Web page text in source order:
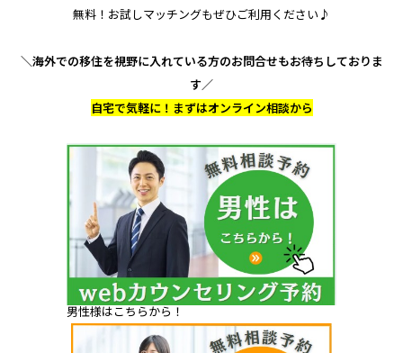
無料！お試しマッチングもぜひご利用ください♪
＼海外での移住を視野に入れている方のお問合せもお待ちしておりま
す／
自宅で気軽に！まずはオンライン相談から
男性様はこちらから！